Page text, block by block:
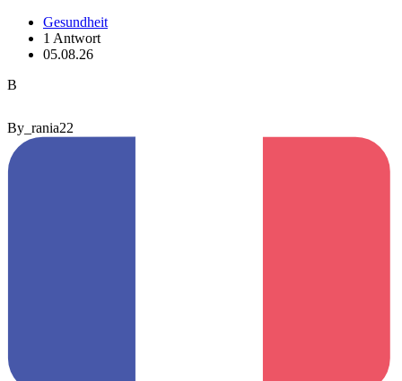
Gesundheit
1 Antwort
05.08.26
B
By_rania22